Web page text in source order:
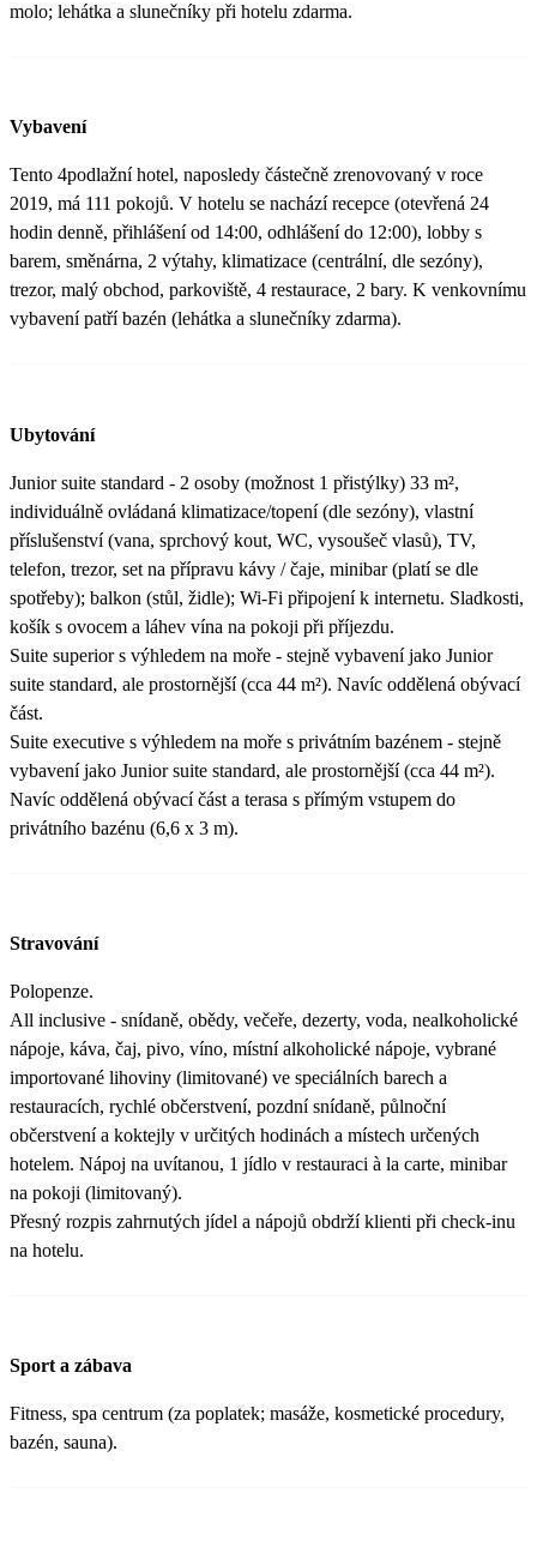
molo; lehátka a slunečníky při hotelu zdarma.
Vybavení
Tento 4podlažní hotel, naposledy částečně zrenovovaný v roce
2019, má 111 pokojů. V hotelu se nachází recepce (otevřená 24
hodin denně, přihlášení od 14:00, odhlášení do 12:00), lobby s
barem, směnárna, 2 výtahy, klimatizace (centrální, dle sezóny),
trezor, malý obchod, parkoviště, 4 restaurace, 2 bary. K venkovnímu
vybavení patří bazén (lehátka a slunečníky zdarma).
Ubytování
Junior suite standard - 2 osoby (možnost 1 přistýlky) 33 m²,
individuálně ovládaná klimatizace/topení (dle sezóny), vlastní
příslušenství (vana, sprchový kout, WC, vysoušeč vlasů), TV,
telefon, trezor, set na přípravu kávy / čaje, minibar (platí se dle
spotřeby); balkon (stůl, židle); Wi-Fi připojení k internetu. Sladkosti,
košík s ovocem a láhev vína na pokoji při příjezdu.
Suite superior s výhledem na moře - stejně vybavení jako Junior
suite standard, ale prostornější (cca 44 m²). Navíc oddělená obývací
část.
Suite executive s výhledem na moře s privátním bazénem - stejně
vybavení jako Junior suite standard, ale prostornější (cca 44 m²).
Navíc oddělená obývací část a terasa s přímým vstupem do
privátního bazénu (6,6 x 3 m).
Stravování
Polopenze.
All inclusive - snídaně, obědy, večeře, dezerty, voda, nealkoholické
nápoje, káva, čaj, pivo, víno, místní alkoholické nápoje, vybrané
importované lihoviny (limitované) ve speciálních barech a
restauracích, rychlé občerstvení, pozdní snídaně, půlnoční
občerstvení a koktejly v určitých hodinách a místech určených
hotelem. Nápoj na uvítanou, 1 jídlo v restauraci à la carte, minibar
na pokoji (limitovaný).
Přesný rozpis zahrnutých jídel a nápojů obdrží klienti při check-inu
na hotelu.
Sport a zábava
Fitness, spa centrum (za poplatek; masáže, kosmetické procedury,
bazén, sauna).